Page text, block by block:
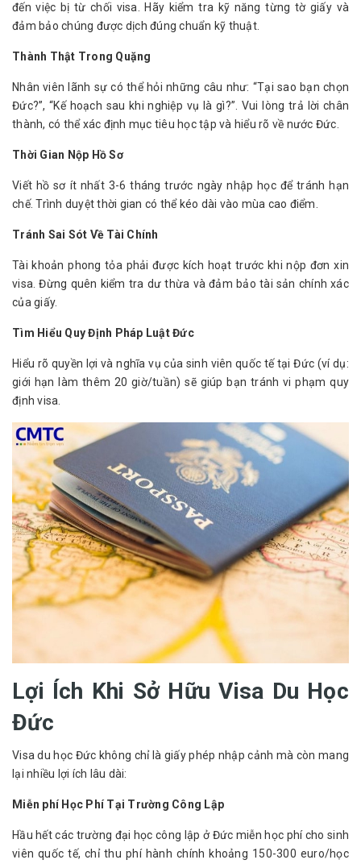
đến việc bị từ chối visa. Hãy kiểm tra kỹ năng từng tờ giấy và
đảm bảo chúng được dịch đúng chuẩn kỹ thuật.
Thành Thật Trong Quặng
Nhân viên lãnh sự có thể hỏi những câu như: “Tại sao bạn chọn
Đức?”, “Kế hoạch sau khi nghiệp vụ là gì?”. Vui lòng trả lời chân
thành, có thể xác định mục tiêu học tập và hiểu rõ về nước Đức.
Thời Gian Nộp Hồ Sơ
Viết hồ sơ ít nhất 3-6 tháng trước ngày nhập học để tránh hạn
chế. Trình duyệt thời gian có thể kéo dài vào mùa cao điểm.
Tránh Sai Sót Về Tài Chính
Tài khoản phong tỏa phải được kích hoạt trước khi nộp đơn xin
visa. Đừng quên kiểm tra dư thừa và đảm bảo tài sản chính xác
của giấy.
Tìm Hiểu Quy Định Pháp Luật Đức
Hiểu rõ quyền lợi và nghĩa vụ của sinh viên quốc tế tại Đức (ví dụ:
giới hạn làm thêm 20 giờ/tuần) sẽ giúp bạn tránh vi phạm quy
định visa.
Lợi Ích Khi Sở Hữu Visa Du Học
Đức
Visa du học Đức không chỉ là giấy phép nhập cảnh mà còn mang
lại nhiều lợi ích lâu dài:
Miễn phí Học Phí Tại Trường Công Lập
Hầu hết các trường đại học công lập ở Đức miễn học phí cho sinh
viên quốc tế, chỉ thu phí hành chính khoảng 150-300 euro/học